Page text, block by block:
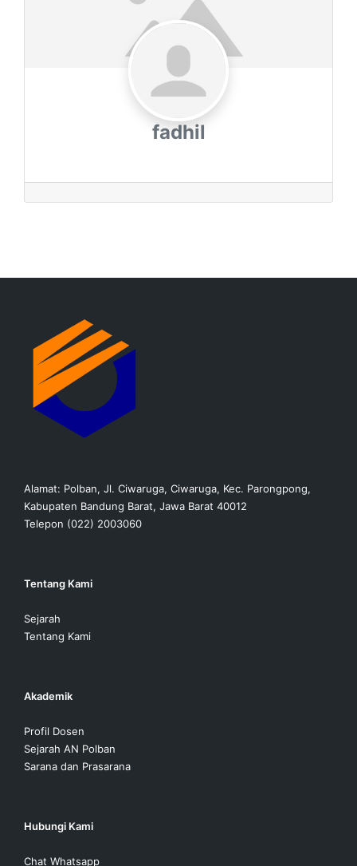
fadhil
Alamat: Polban, Jl. Ciwaruga, Ciwaruga, Kec. Parongpong,
Kabupaten Bandung Barat, Jawa Barat 40012
Telepon (022) 2003060
Tentang Kami
Sejarah
Tentang Kami
Akademik
Profil Dosen
Sejarah AN Polban
Sarana dan Prasarana
Hubungi Kami
Chat Whatsapp